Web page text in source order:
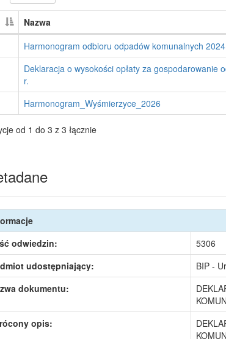
Nazwa
Harmonogram odbioru odpadów komunalnych 2024
Deklaracja o wysokości opłaty za gospodarowanie
r.
Harmonogram_Wyśmierzyce_2026
od 1 do 3 z 3 łącznie
odwiedzin:
5306
udostępniający:
BIP -
dokumentu:
opis: